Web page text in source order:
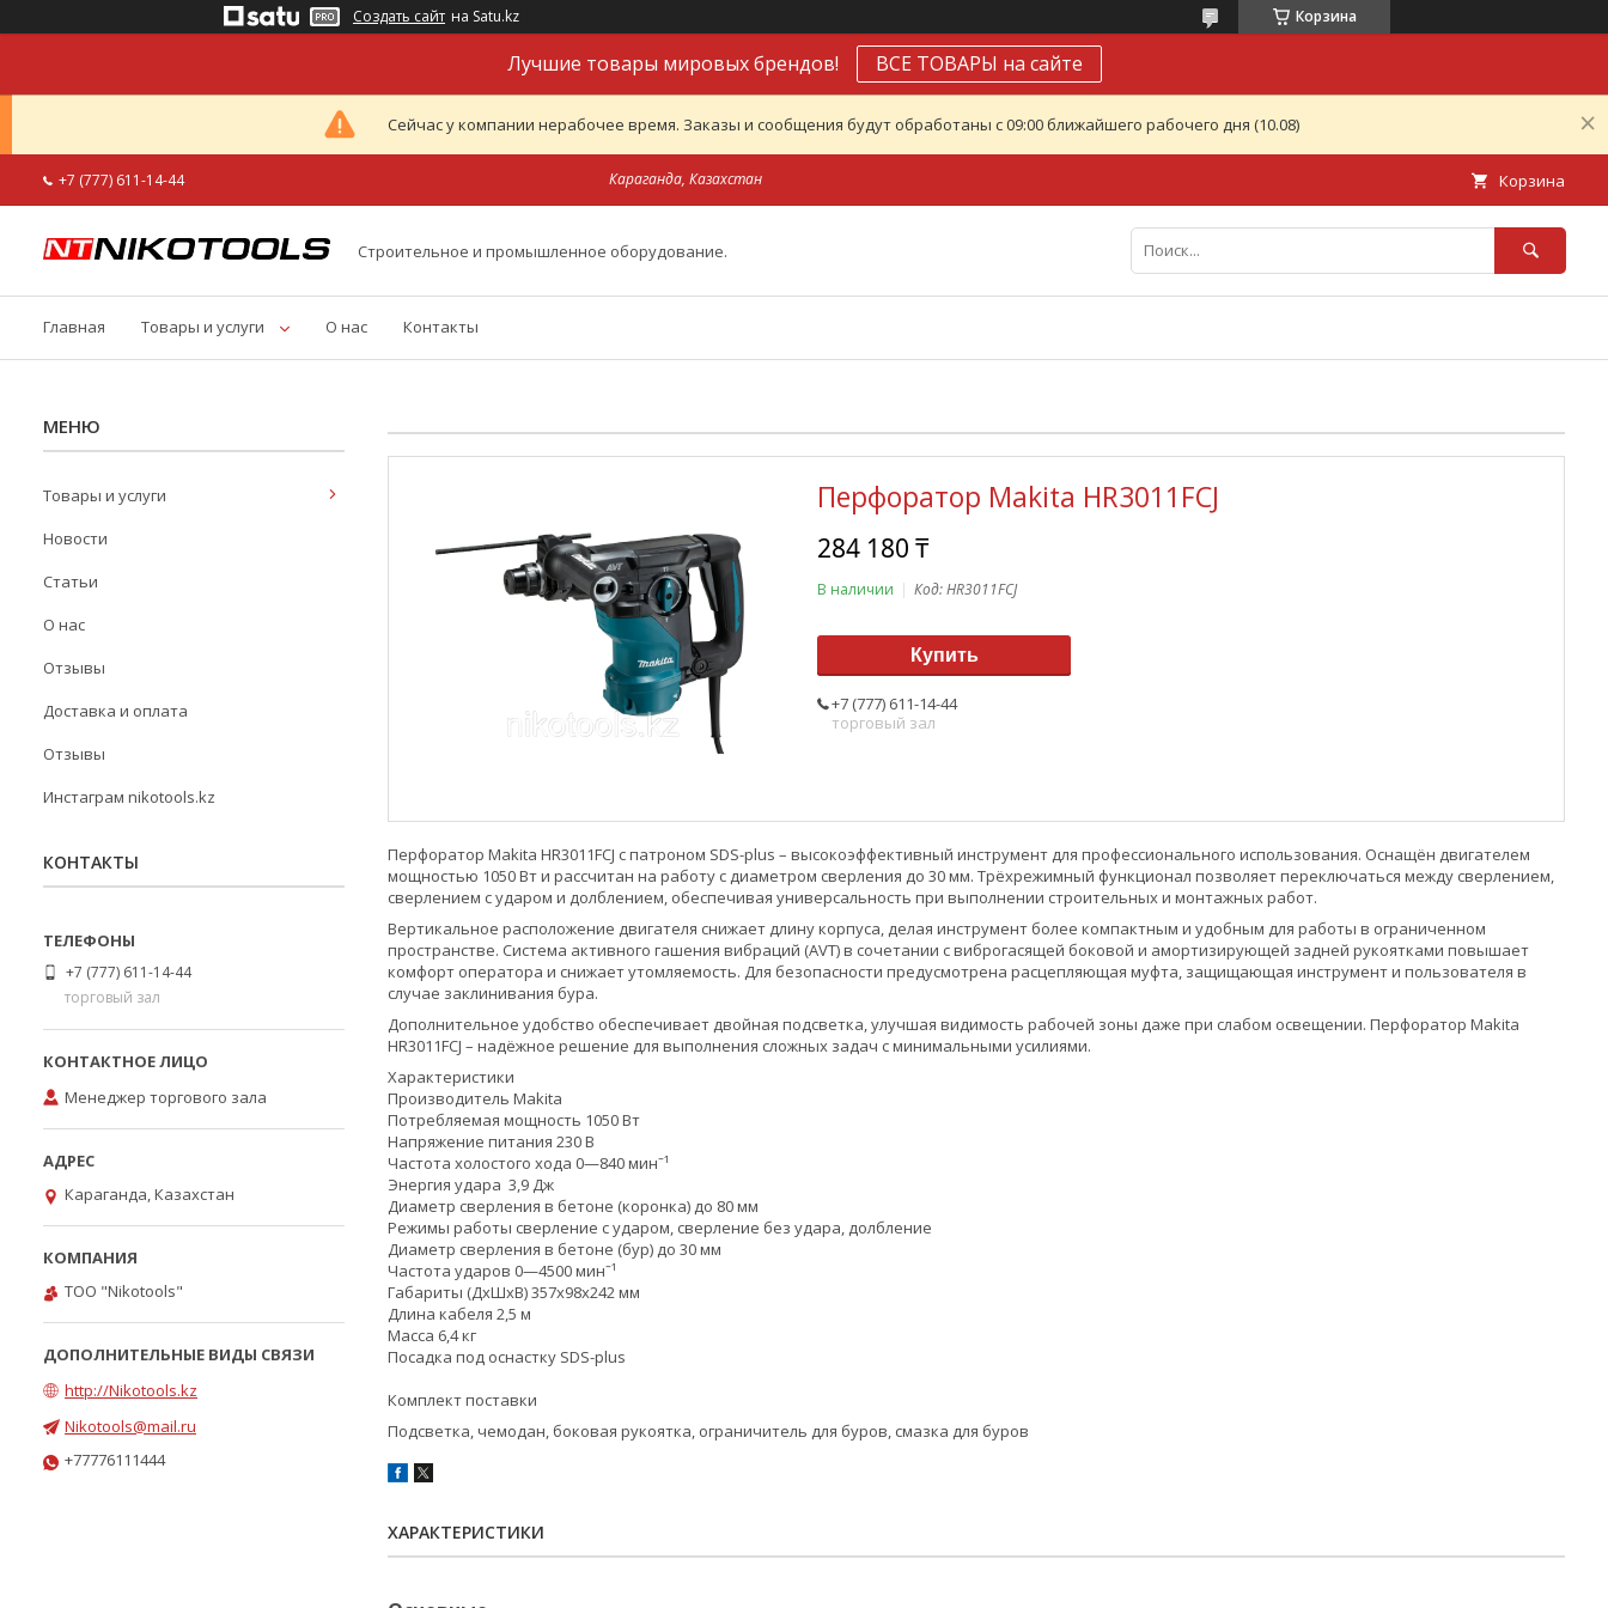
Создать сайт на Satu.kz Корзина
Лучшие товары мировых брендов! ВСЕ ТОВАРЫ на сайте
Сейчас у компании нерабочее время. Заказы и сообщения будут обработаны с 09:00 ближайшего рабочего дня (10.08)
+7 (777) 611-14-44 Караганда, Казахстан Корзина
Строительное и промышленное оборудование.
Главная Товары и услуги О нас Контакты
Перфоратор Makita HR3011FCJ
284 180 ₸
В наличии Код:HR3011FCJ
Купить
+7 (777) 611-14-44
торговый зал
Перфоратор Makita HR3011FCJ с патроном SDS-plus – высокоэффективный инструмент для профессионального использования. Оснащён двигателем
мощностью 1050 Вт и рассчитан на работу с диаметром сверления до 30 мм. Трёхрежимный функционал позволяет переключаться между сверлением,
сверлением с ударом и долблением, обеспечивая универсальность при выполнении строительных и монтажных работ.
Вертикальное расположение двигателя снижает длину корпуса, делая инструмент более компактным и удобным для работы в ограниченном
пространстве. Система активного гашения вибраций (AVT) в сочетании с виброгасящей боковой и амортизирующей задней рукоятками повышает
комфорт оператора и снижает утомляемость. Для безопасности предусмотрена расцепляющая муфта, защищающая инструмент и пользователя в
случае заклинивания бура.
Дополнительное удобство обеспечивает двойная подсветка, улучшая видимость рабочей зоны даже при слабом освещении. Перфоратор Makita
HR3011FCJ – надёжное решение для выполнения сложных задач с минимальными усилиями.
Характеристики
Производитель Makita
Потребляемая мощность 1050 Вт
Напряжение питания 230 В
Частота холостого хода 0—840 минˉ¹
Энергия удара 3,9 Дж
Диаметр сверления в бетоне (коронка) до 80 мм
Режимы работы сверление с ударом, сверление без удара, долбление
Диаметр сверления в бетоне (бур) до 30 мм
Частота ударов 0—4500 минˉ¹
Габариты (ДхШхВ) 357х98х242 мм
Длина кабеля 2,5 м
Масса 6,4 кг
Посадка под оснастку SDS-plus
Комплект поставки
Подсветка, чемодан, боковая рукоятка, ограничитель для буров, смазка для буров
ХАРАКТЕРИСТИКИ
Товары и услуги
Новости
Статьи
О нас
Отзывы
Доставка и оплата
Отзывы
Инстаграм nikotools.kz
КОНТАКТЫ
+7 (777) 611-14-44
торговый зал
Менеджер торгового зала
Караганда, Казахстан
ТОО "Nikotools"
http://Nikotools.kz
Nikotools@mail.ru
+77776111444